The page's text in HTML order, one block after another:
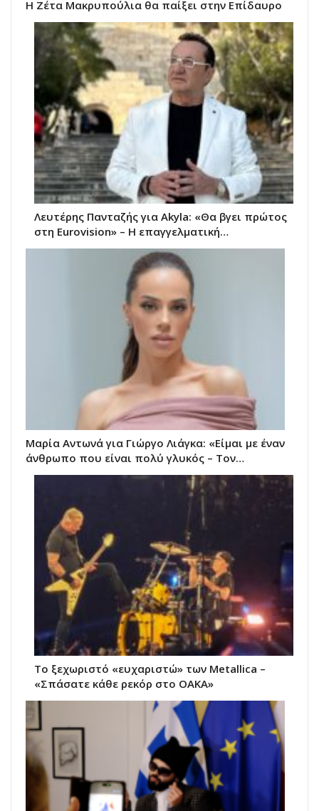
Η Ζέτα Μακρυπούλια θα παίξει στην Επίδαυρο
Λευτέρης Πανταζής για Akyla: «Θα βγει πρώτος
στη Eurovision» – Η επαγγελματική…
Μαρία Αντωνά για Γιώργο Λιάγκα: «Είμαι με έναν
άνθρωπο που είναι πολύ γλυκός – Τον…
Το ξεχωριστό «ευχαριστώ» των Metallica –
«Σπάσατε κάθε ρεκόρ στο ΟΑΚΑ»